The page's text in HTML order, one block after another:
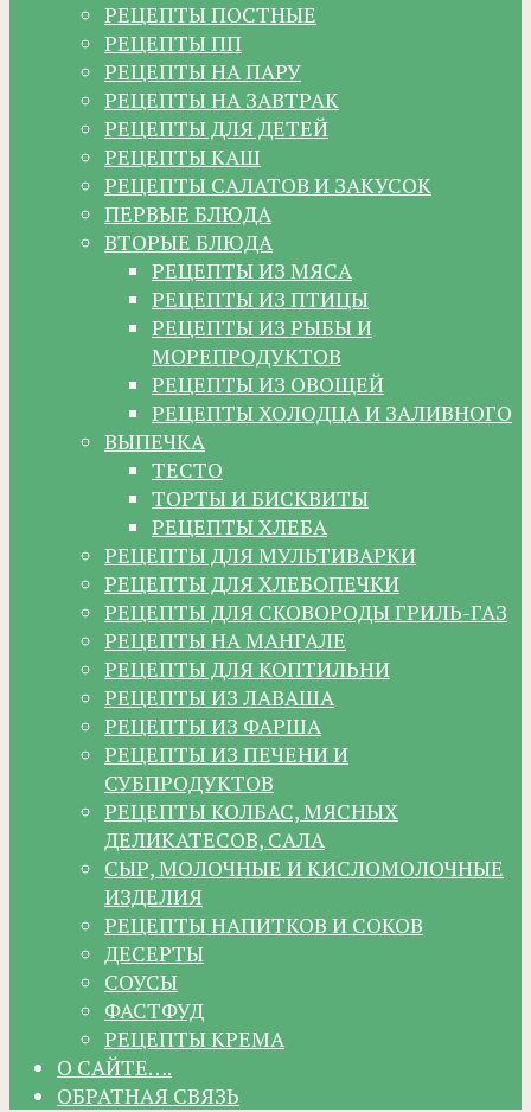
РЕЦЕПТЫ ПОСТНЫЕ
РЕЦЕПТЫ ПП
РЕЦЕПТЫ НА ПАРУ
РЕЦЕПТЫ НА ЗАВТРАК
РЕЦЕПТЫ ДЛЯ ДЕТЕЙ
РЕЦЕПТЫ КАШ
РЕЦЕПТЫ САЛАТОВ И ЗАКУСОК
ПЕРВЫЕ БЛЮДА
ВТОРЫЕ БЛЮДА
РЕЦЕПТЫ ИЗ МЯСА
РЕЦЕПТЫ ИЗ ПТИЦЫ
РЕЦЕПТЫ ИЗ РЫБЫ И
МОРЕПРОДУКТОВ
РЕЦЕПТЫ ИЗ ОВОЩЕЙ
РЕЦЕПТЫ ХОЛОДЦА И ЗАЛИВНОГО
ВЫПЕЧКА
ТЕСТО
ТОРТЫ И БИСКВИТЫ
РЕЦЕПТЫ ХЛЕБА
РЕЦЕПТЫ ДЛЯ МУЛЬТИВАРКИ
РЕЦЕПТЫ ДЛЯ ХЛЕБОПЕЧКИ
РЕЦЕПТЫ ДЛЯ СКОВОРОДЫ ГРИЛЬ-ГАЗ
РЕЦЕПТЫ НА МАНГАЛЕ
РЕЦЕПТЫ ДЛЯ КОПТИЛЬНИ
РЕЦЕПТЫ ИЗ ЛАВАША
РЕЦЕПТЫ ИЗ ФАРША
РЕЦЕПТЫ ИЗ ПЕЧЕНИ И
СУБПРОДУКТОВ
РЕЦЕПТЫ КОЛБАС, МЯСНЫХ
ДЕЛИКАТЕСОВ, САЛА
СЫР, МОЛОЧНЫЕ И КИСЛОМОЛОЧНЫЕ
ИЗДЕЛИЯ
РЕЦЕПТЫ НАПИТКОВ И СОКОВ
ДЕСЕРТЫ
СОУСЫ
ФАСТФУД
РЕЦЕПТЫ КРЕМА
О САЙТЕ….
ОБРАТНАЯ СВЯЗЬ